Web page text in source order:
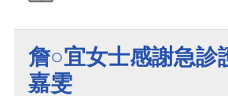
詹○宜女士感謝急診
嘉雯